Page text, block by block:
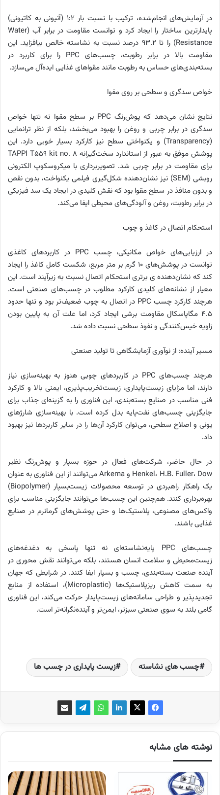
در آزمایش‌های انجام‌شده، ترکیب با نسبت بار ۱:۲ (آنیونی به کاتیونی)
پایدارترین ساختار را ایجاد کرد و توانست مقاومت در برابر آب (Water
Resistance) را تا ۹۳.۲ درصد نسبت به نشاسته خالص بیافزاید. این
مقاومت بالا در برابر رطوبت، چسب‌های PPC را برای کاربرد در
بسته‌بندی‌های حساس به رطوبت مانند مقواهای غذایی ایده‌آل می‌سازد.
خواص سدگری و سطحی بر روی مقوا
نتایج نشان می‌دهد که پوش‌رنگ PPC بر سطح مقوا نه تنها خواص
سدگری در برابر چربی و روغن را بهبود می‌بخشد، بلکه از نظر ترانمایی
(Transparency) و یکنواختی سطح نیز کارکرد بسیار خوبی دارد. این
پوشش موفق به عبور از استاندارد سخت‌گیرانه TAPPI T559 kit no. 8
برای مقاومت در برابر چربی شد. تصویربرداری با میکروسکوپ الکترونی
روبشی (SEM) نیز نشان‌دهنده شکل‌گیری فیلمی یکنواخت، بدون نقص
و بدون منافذ در سطح مقوا بود که نقش کلیدی در ایجاد یک سد فیزیکی
در برابر رطوبت، روغن و آلودگی‌های محیطی ایفا می‌کند.
استحکام اتصال در کاغذ و چوب
در ارزیابی‌های خواص مکانیکی، چسب PPC در کاربردهای کاغذی
توانست در پوشش‌های ۱۰ گرم بر متر مربع، شکست کامل کاغذ را ایجاد
کند که نشان‌دهنده ی برتری استحکام اتصال نسبت به زیرآیند است. این
معیار از نشانه‌های کلیدی کارکرد مطلوب در چسب‌های صنعتی است.
هرچند کارکرد چسب PPC در اتصال به چوب ضعیف‌تر بود و تنها حدود
۴.۵ مگاپاسکال مقاومت برشی ایجاد کرد، اما علت آن به پایین بودن
زاویه خیس‌کنندگی و نفوذ سطحی نسبت داده شد.
مسیر آینده: از نوآوری آزمایشگاهی تا تولید صنعتی
هرچند چسب‌های PPC در کاربردهای چوبی هنوز به بهینه‌سازی نیاز
دارند، اما مزایای زیست‌پایداری، زیست‌تخریب‌پذیری، ایمنی بالا و کارکرد
فنی مناسب در صنایع بسته‌بندی، این فناوری را به گزینه‌ای جذاب برای
جایگزینی چسب‌های نفت‌پایه بدل کرده است. با بهینه‌سازی شارژهای
یونی و اصلاح سطحی، می‌توان کارکرد آن‌ها را در سایر کاربردها نیز بهبود
داد.
در حال حاضر، شرکت‌های فعال در حوزه بسپار و پوش‌رنگ نظیر
Henkel، H.B. Fuller، Dow و Arkema می‌توانند از این فناوری به عنوان
یک راهکار راهبردی در توسعه محصولات زیست‌بسپار (Biopolymer)
بهره‌برداری کنند. هم‌چنین این چسب‌ها می‌توانند جایگزینی مناسب برای
واکس‌های مصنوعی، پلاستیک‌ها و حتی پوشش‌های گرمانرم در صنایع
غذایی باشند.
چسب‌های PPC پایه‌نشاسته‌ای نه تنها پاسخی به دغدغه‌های
زیست‌محیطی و سلامت انسان هستند، بلکه می‌توانند نقش محوری در
آینده صنعت بسته‌بندی، چسب و بسپار ایفا کنند. در شرایطی که جهان
به سمت کاهش ریزپلاستیک‌ها (Microplastic)، استفاده از منابع
تجدیدپذیر و طراحی سامانه‌های زیست‌پایدار حرکت می‌کند، این فناوری
گامی بلند به سوی صنعتی سبزتر، ایمن‌تر و آینده‌نگرانه‌تر است.
چسب های نشاسته زیست پایداری در چسب ها
نوشته های مشابه